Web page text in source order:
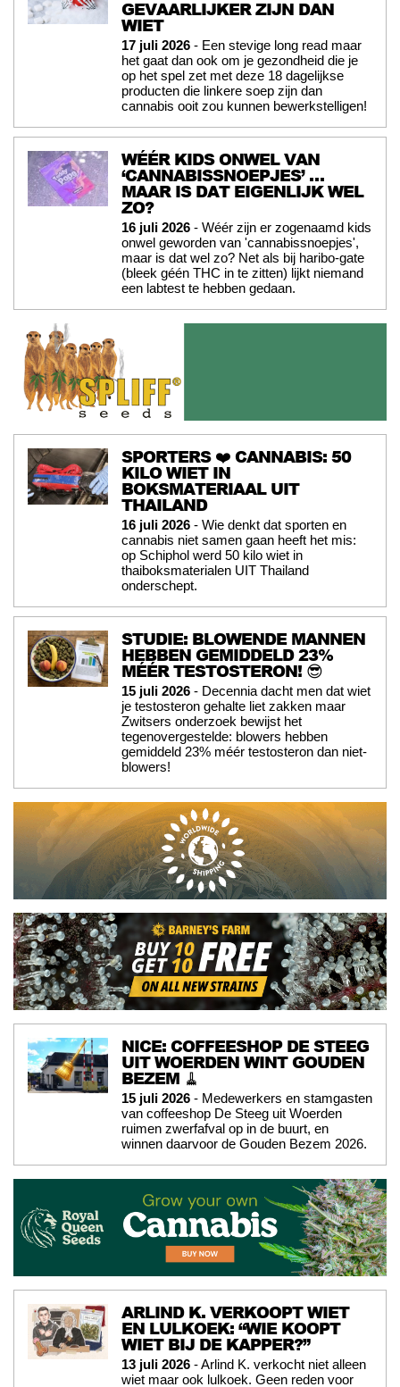
GEVAARLIJKER ZIJN DAN
WIET
17 juli 2026 - Een stevige long read maar
het gaat dan ook om je gezondheid die je
op het spel zet met deze 18 dagelijkse
producten die linkere soep zijn dan
cannabis ooit zou kunnen bewerkstelligen!
WÉÉR KIDS ONWEL VAN
‘CANNABISSNOEPJES’ …
MAAR IS DAT EIGENLIJK WEL
ZO?
16 juli 2026 - Wéér zijn er zogenaamd kids
onwel geworden van 'cannabissnoepjes',
maar is dat wel zo? Net als bij haribo-gate
(bleek géén THC in te zitten) lijkt niemand
een labtest te hebben gedaan.
SPORTERS ❤️ CANNABIS: 50
KILO WIET IN
BOKSMATERIAAL UIT
THAILAND
16 juli 2026 - Wie denkt dat sporten en
cannabis niet samen gaan heeft het mis:
op Schiphol werd 50 kilo wiet in
thaiboksmaterialen UIT Thailand
onderschept.
STUDIE: BLOWENDE MANNEN
HEBBEN GEMIDDELD 23%
MÉÉR TESTOSTERON! 😎
15 juli 2026 - Decennia dacht men dat wiet
je testosteron gehalte liet zakken maar
Zwitsers onderzoek bewijst het
tegenovergestelde: blowers hebben
gemiddeld 23% méér testosteron dan niet-
blowers!
NICE: COFFEESHOP DE STEEG
UIT WOERDEN WINT GOUDEN
BEZEM 🧹
15 juli 2026 - Medewerkers en stamgasten
van coffeeshop De Steeg uit Woerden
ruimen zwerfafval op in de buurt, en
winnen daarvoor de Gouden Bezem 2026.
ARLIND K. VERKOOPT WIET
EN LULKOEK: “WIE KOOPT
WIET BIJ DE KAPPER?”
13 juli 2026 - Arlind K. verkocht niet alleen
wiet maar ook lulkoek. Geen reden voor